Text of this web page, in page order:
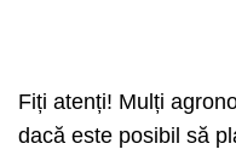
Fiți atenți! Mulți
dacă este posibil să